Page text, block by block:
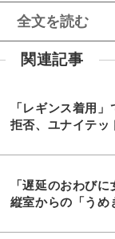
全文を読む
関連記事
「レギンス着用
拒否、ユナイテッ
「遅延のおわび
縦室からの「うめ